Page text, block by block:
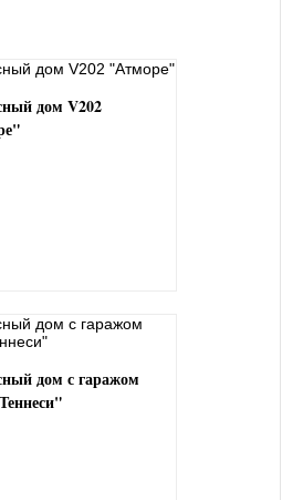
дом V202
дом с гаражом